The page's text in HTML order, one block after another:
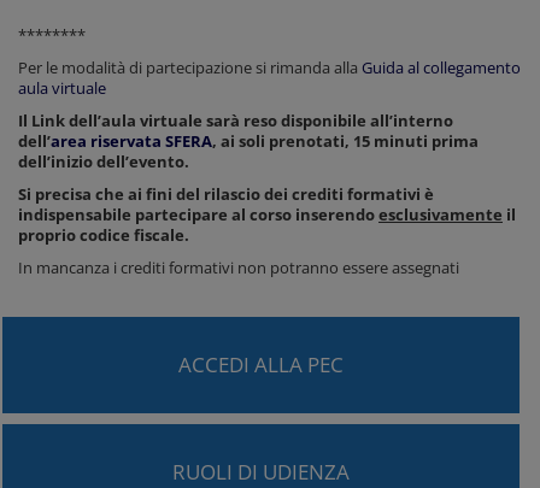
********
Per le modalità di partecipazione si rimanda alla Guida al collegamento
aula virtuale
Il Link dell’aula virtuale sarà reso disponibile all’interno
dell’area riservata SFERA, ai soli prenotati, 15 minuti prima
dell’inizio dell’evento.
Si precisa che ai fini del rilascio dei crediti formativi è
indispensabile partecipare al corso inserendoesclusivamente il
proprio codice fiscale.
In mancanza i crediti formativi non potranno essere assegnati
ACCEDI ALLA PEC
RUOLI DI UDIENZA